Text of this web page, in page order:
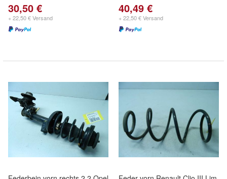
30,50 €
+ 22,50 € Versand
40,49 €
+ 22,50 € Versand